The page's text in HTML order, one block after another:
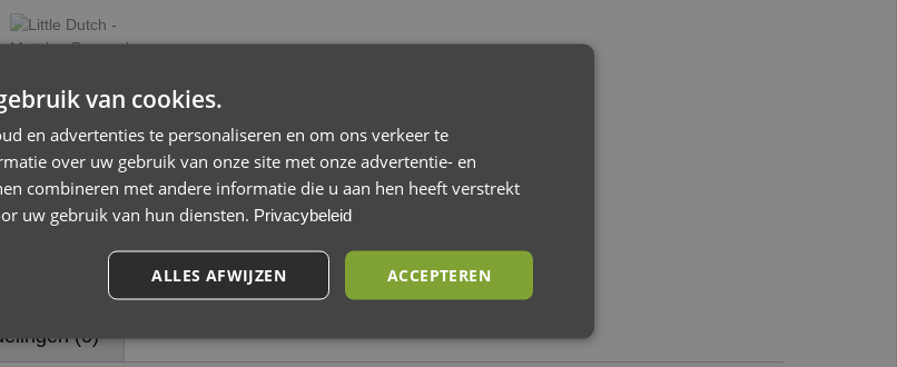
(0)
van cookies.
en advertenties te personaliseren en om ons verkeer te
over uw gebruik van onze site met onze advertentie- en
combineren met andere informatie die u aan hen heeft verstrekt
uw gebruik van hun diensten. Privacybeleid
ACCEPTEREN
ALLES AFWIJZEN